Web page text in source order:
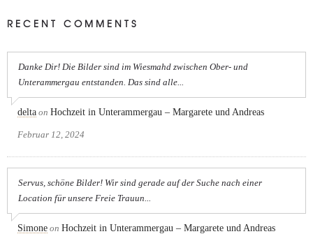
RECENT COMMENTS
Danke Dir! Die Bilder sind im Wiesmahd zwischen Ober- und
Unterammergau entstanden. Das sind alle...
delta on Hochzeit in Unterammergau – Margarete und Andreas
Februar 12, 2024
Servus, schöne Bilder! Wir sind gerade auf der Suche nach einer
Location für unsere Freie Trauun...
Simone on Hochzeit in Unterammergau – Margarete und Andreas